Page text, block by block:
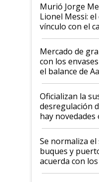
Murió Jorge
Lionel Messi:
vínculo con el
Mercado de
con los
el balance de
Posta
Oficializan la
desregulación
hay novedades
la hidrovía
Se normaliza el
buques y
acuerda con
suspende el